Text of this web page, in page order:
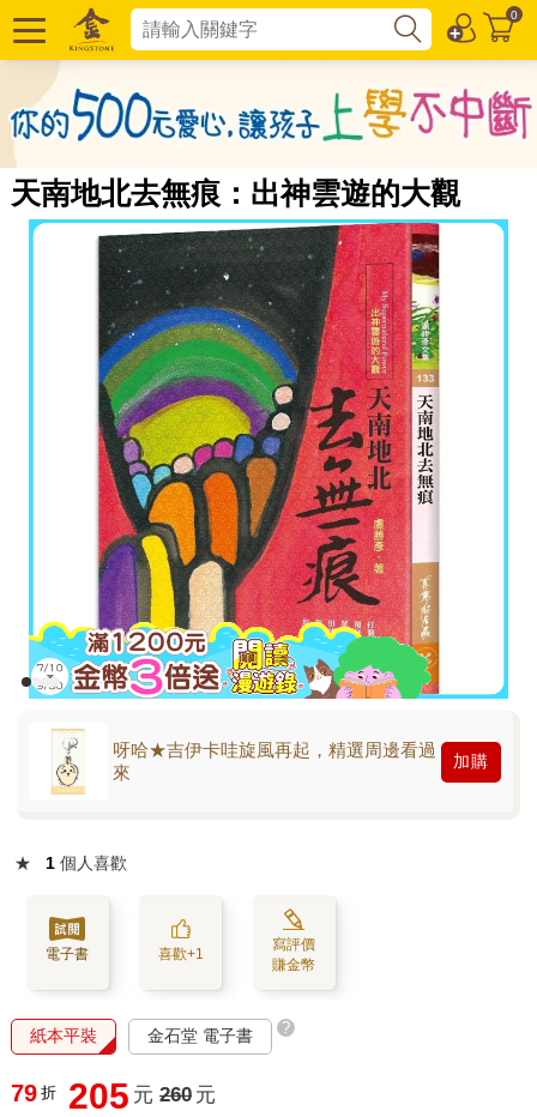
0
天南地北去無痕：出神雲遊的大觀
呀哈★吉伊卡哇旋風再起，精選周邊看過
來
加購
★ 1 個人喜歡
電子書 喜歡+1
寫評價
賺金幣
紙本平裝 金石堂 電子書 ?
79 折 205 元 260 元